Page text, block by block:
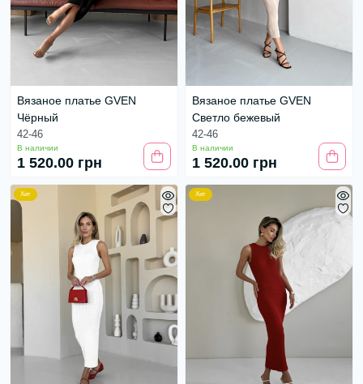
Вязаное платье GVEN
Чёрный
42-46
В наличии
1 520.00 грн
Вязаное платье GVEN
Светло бежевый
42-46
В наличии
1 520.00 грн
Хит Хит